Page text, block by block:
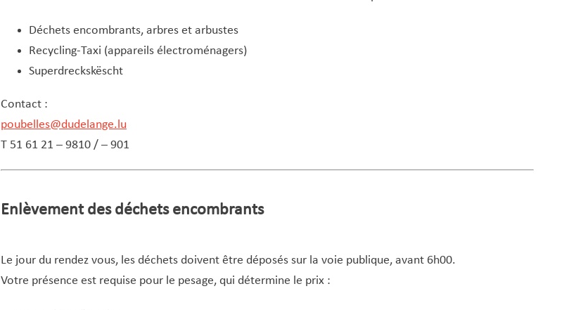
Déchets encombrants, arbres et arbustes
Recycling‑Taxi (appareils électroménagers)
Superdreckskëscht
Contact :
poubelles@dudelange.lu
T 51 61 21 – 9810 / – 901
Enlèvement des déchets encombrants
Le jour du rendez vous, les déchets doivent être déposés sur la voie publique, avant 6h00.
Votre présence est requise pour le pesage, qui détermine le prix :